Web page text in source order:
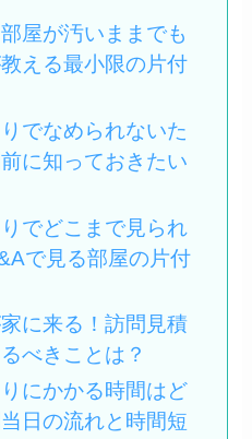
屋が汚いままでも
える最小限の片付
でなめられないた
に知っておきたい
でどこまで見られ
で見る部屋の片付
に来る！訪問見積
べきことは？
にかかる時間はど
日の流れと時間短